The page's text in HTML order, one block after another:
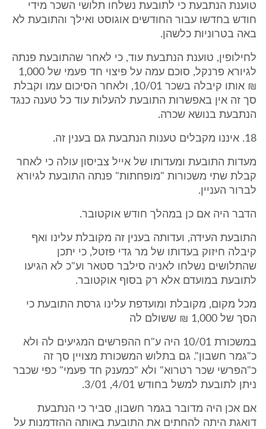
טוענת הנתבעת כי לתובעת נשלחו תלושי השכר מידי
חודש בחדשו עבור החודשים אוגוסט ואילך והתובעת לא
באה בטרוניות כלשהן.
לחילופין, טוענת הנתבעת עוד, כי לאחר שהתובעת פנתה
לגיורא פרנקל, סוכם עמה על פיצוי חד פעמי של 1,000
₪ אותו קיבלה בשכר 10/01, ולאחר הסיכום עמו וקבלת
סך זה אין באפשרות התובעת להעלות עוד כל טענה כנגד
הנתבעת בנושא שכרה.
18. איננו מקבלים טענות הנתבעת גם בענין זה.
מעדות התובעת ומעדותו של אייל צביסון עולה כי לאחר
קבלת שתי משכורות "מופחתות" פנתה התובעת לגיורא
לברור העניין.
הדבר היה אם כן במהלך חודש אוקטובר.
התובעת העידה, ועדותה בענין זה מקובלת עלינו ואף
קיבלה חיזוק בעדותו של מר גדי פזטל, כי יתכן
שהתלושים נשלחו לאניה סילבר סטאר וע"כ לא הגיעו
לתובעת במועדם אלא רק בסוף אוקטובר.
מכל מקום, מקובלת ומועדפת עלינו גרסת התובעת כי
הסך של 1,000 ₪ ששולם לה
במשכורת 10/01 היה ע"ח ההפרשים המגיעים לה ולא
כ"גמר חשבון". גם בתלוש המשכורת מצויין סך זה
כ"הפרשי שכר רטרוא" ולא "כמענק חד פעמי" כפי שכבר
ניתן לתובעת למשל בחודש 4/01, 3/01.
אם אכן היה מדובר בגמר חשבון, סביר כי הנתבעת
דואגת היתה להחתים את התובעת באותה ההזדמנות על